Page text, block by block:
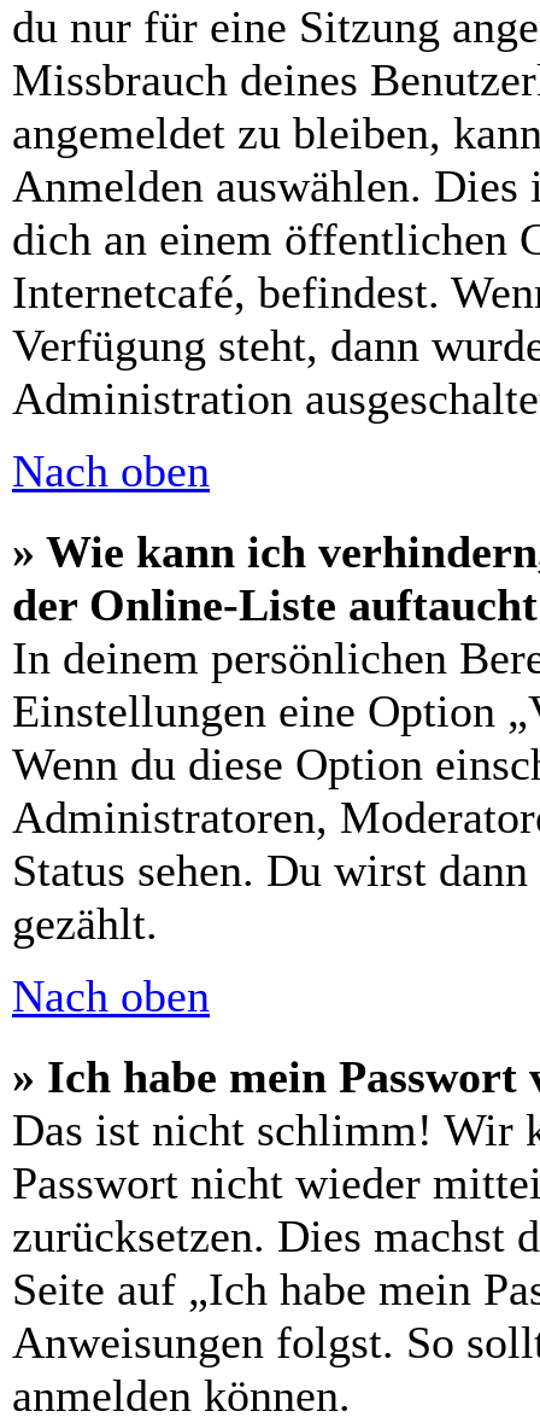
du nur für eine Sitzung
Missbrauch deines
angemeldet zu bleiben,
Anmelden auswählen.
dich an einem öffentlichen
Internetcafé, befindest.
Verfügung steht, dann
Administration
Nach oben
» Wie kann ich
der Online-Liste
In deinem persönlichen
Einstellungen eine Option
Wenn du diese Option
Administratoren,
Status sehen. Du wirst
gezählt.
Nach oben
» Ich habe mein Passwort
Das ist nicht schlimm! Wir
Passwort nicht wieder
zurücksetzen. Dies machst
Seite auf „Ich habe mein
Anweisungen folgst. So
anmelden können.